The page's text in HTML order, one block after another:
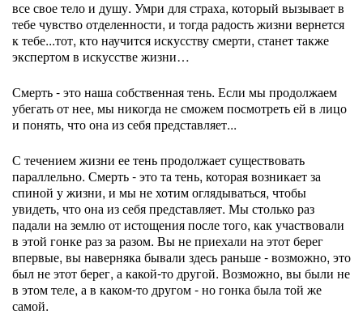
все свое тело и душу. Умри для страха, который вызывает в
тебе чувство отделенности, и тогда радость жизни вернется
к тебе...тот, кто научится искусству смерти, станет также
экспертом в искусстве жизни…
Смерть - это наша собственная тень. Если мы продолжаем
убегать от нее, мы никогда не сможем посмотреть ей в лицо
и понять, что она из себя представляет...
С течением жизни ее тень продолжает существовать
параллельно. Смерть - это та тень, которая возникает за
спиной у жизни, и мы не хотим оглядываться, чтобы
увидеть, что она из себя представляет. Мы столько раз
падали на землю от истощения после того, как участвовали
в этой гонке раз за разом. Вы не приехали на этот берег
впервые, вы наверняка бывали здесь раньше - возможно, это
был не этот берег, а какой-то другой. Возможно, вы были не
в этом теле, а в каком-то другом - но гонка была той же
самой.